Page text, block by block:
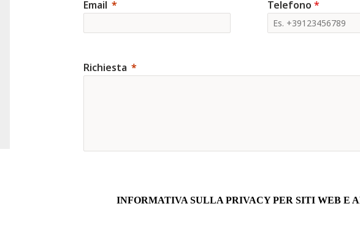
Email Telefono *
Richiesta
INFORMATIVA SULLA PRIVACY PER SITI WEB E